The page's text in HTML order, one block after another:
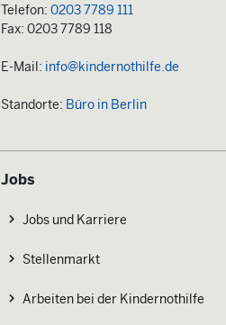
Telefon: 0203 7789 111
Fax: 0203 7789 118
E-Mail: info@kindernothilfe.de
Standorte: Büro in Berlin
Jobs
Jobs und Karriere
Stellenmarkt
Arbeiten bei der Kindernothilfe